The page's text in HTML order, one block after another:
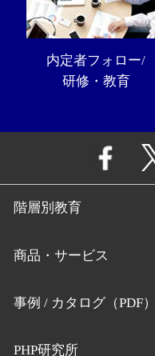
内定者フォロー/
研修・教育
階層別教育
商品・サービス
事例 / カタログ（PDF）
PHP研究所